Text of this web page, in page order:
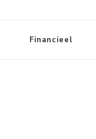
Financieel